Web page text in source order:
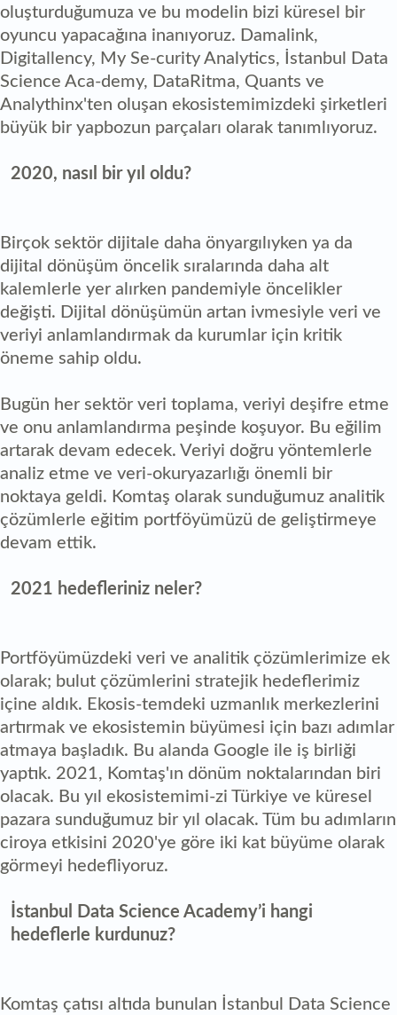
oluşturduğumuza ve bu modelin bizi küresel bir
oyuncu yapacağına inanıyoruz. Damalink,
Digitallency, My Se-curity Analytics, İstanbul Data
Science Aca-demy, DataRitma, Quants ve
Analythinx'ten oluşan ekosistemimizdeki şirketleri
büyük bir yapbozun parçaları olarak tanımlıyoruz.
2020, nasıl bir yıl oldu?
Birçok sektör dijitale daha önyargılıyken ya da
dijital dönüşüm öncelik sıralarında daha alt
kalemlerle yer alırken pandemiyle öncelikler
değişti. Dijital dönüşümün artan ivmesiyle veri ve
veriyi anlamlandırmak da kurumlar için kritik
öneme sahip oldu.
Bugün her sektör veri toplama, veriyi deşifre etme
ve onu anlamlandırma peşinde koşuyor. Bu eğilim
artarak devam edecek. Veriyi doğru yöntemlerle
analiz etme ve veri-okuryazarlığı önemli bir
noktaya geldi. Komtaş olarak sunduğumuz analitik
çözümlerle eğitim portföyümüzü de geliştirmeye
devam ettik.
2021 hedefleriniz neler?
Portföyümüzdeki veri ve analitik çözümlerimize ek
olarak; bulut çözümlerini stratejik hedeflerimiz
içine aldık. Ekosis-temdeki uzmanlık merkezlerini
artırmak ve ekosistemin büyümesi için bazı adımlar
atmaya başladık. Bu alanda Google ile iş birliği
yaptık. 2021, Komtaş'ın dönüm noktalarından biri
olacak. Bu yıl ekosistemimi-zi Türkiye ve küresel
pazara sunduğumuz bir yıl olacak. Tüm bu adımların
ciroya etkisini 2020'ye göre iki kat büyüme olarak
görmeyi hedefliyoruz.
İstanbul Data Science Academy’i hangi
hedeflerle kurdunuz?
Komtaş çatısı altıda bunulan İstanbul Data Science